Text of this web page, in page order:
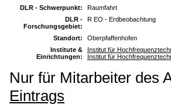
DLR - Schwerpunkt:
Raumfahrt
DLR -
Forschungsgebiet:
R EO - Erdbeobachtung
Standort:
Oberpfaffenhofen
Institute &
Einrichtungen:
Institut für
Institut für
Nur für Mitarbeiter des
Eintrags